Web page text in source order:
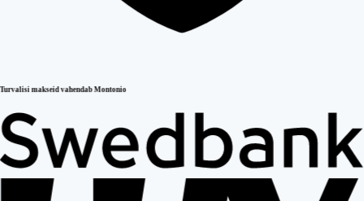
Turvalisi makseid vahendab Montonio